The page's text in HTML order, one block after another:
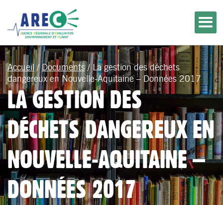
Accueil/Documents/La gestion des déchets
dangereux en Nouvelle-Aquitaine – Données 2017
LA GESTION DES
DÉCHETS DANGEREUX EN
NOUVELLE-AQUITAINE –
DONNÉES 2017